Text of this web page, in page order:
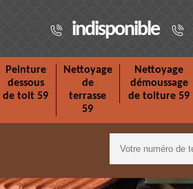
indisponible
Peinture
dessous
de toit 59
Nettoyage
de
terrasse
59
Nettoyage
démoussage
de toiture 59